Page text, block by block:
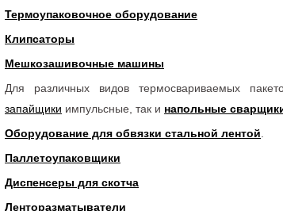
Термоупаковочное оборудование
Клипсаторы
Мешкозашивочные машины
Для различных видов термосвариваемых
запайщики импульсные, так и напольные
Оборудование для обвязки стальной лентой
Паллетоупаковщики
Диспенсеры для скотча
Ленторазматыватели